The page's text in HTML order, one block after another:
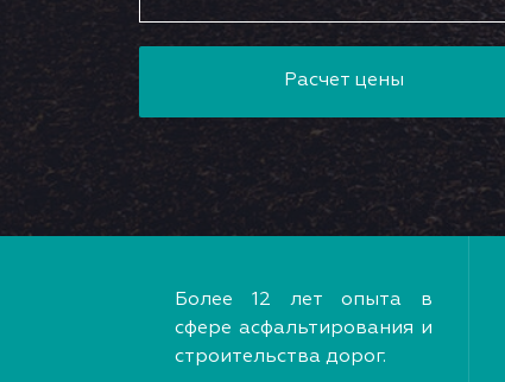
Расчет цены
Более 12 лет опыта в
сфере асфальтирования и
строительства дорог.